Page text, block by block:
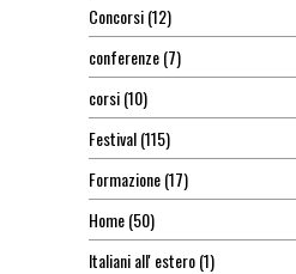
Concorsi(12)
conferenze(7)
corsi(10)
Festival(115)
Formazione(17)
Home(50)
Italiani all' estero(1)